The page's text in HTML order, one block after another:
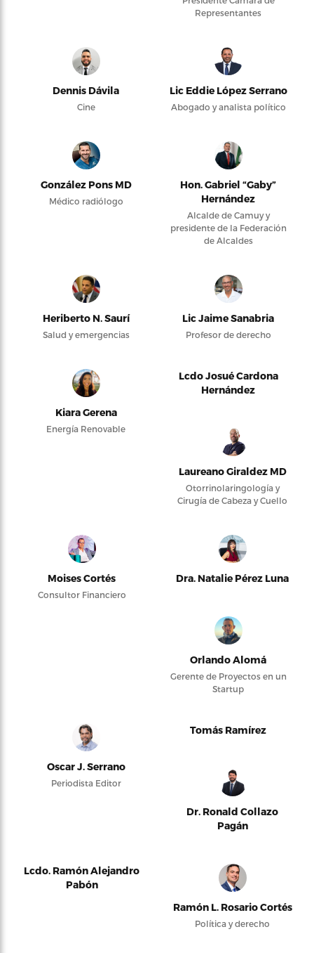
Representantes
Dennis Dávila
Cine
Lic Eddie López Serrano
Abogado y analista político
González Pons MD
Médico radiólogo
Hon. Gabriel “Gaby”
Hernández
Alcalde de Camuy y
presidente de la Federación
de Alcaldes
Heriberto N. Saurí
Salud y emergencias
Lic Jaime Sanabria
Profesor de derecho
Kiara Gerena
Energía Renovable
Lcdo Josué Cardona
Hernández
Laureano Giraldez MD
Otorrinolaringología y
Cirugía de Cabeza y Cuello
Moises Cortés
Consultor Financiero
Dra. Natalie Pérez Luna
Orlando Alomá
Gerente de Proyectos en un
Startup
Oscar J. Serrano
Periodista Editor
Tomás Ramírez
Dr. Ronald Collazo
Pagán
Lcdo. Ramón Alejandro
Pabón
Ramón L. Rosario Cortés
Política y derecho